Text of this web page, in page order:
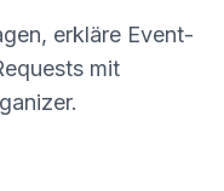
erkläre Event-
mit